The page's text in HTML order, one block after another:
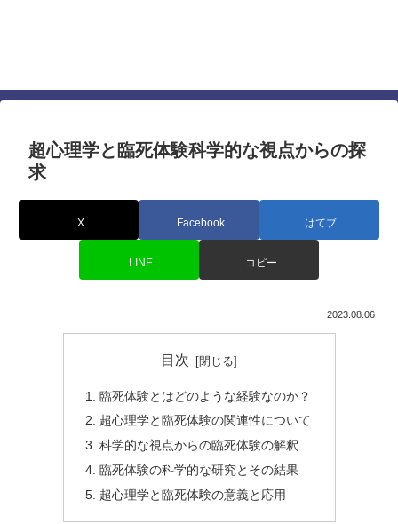
超心理学と臨死体験科学的な視点からの探
求
X Facebook はてブ
LINE コピー
2023.08.06
目次
臨死体験とはどのような経験なのか？
超心理学と臨死体験の関連性について
科学的な視点からの臨死体験の解釈
臨死体験の科学的な研究とその結果
超心理学と臨死体験の意義と応用